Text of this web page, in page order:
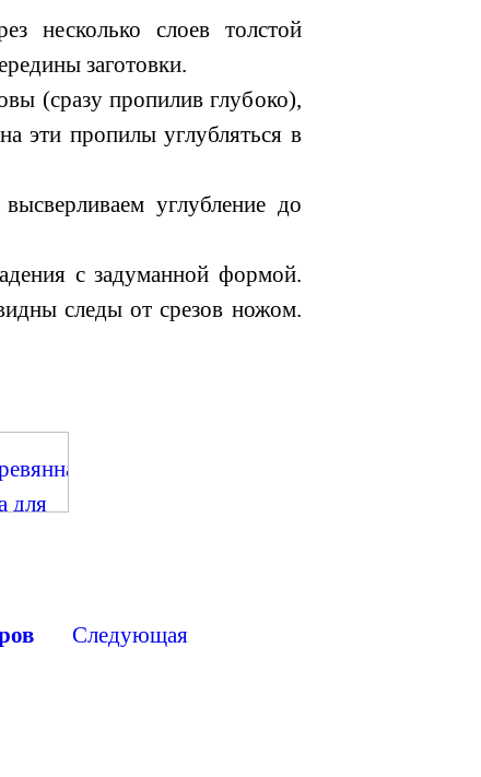
несколько слоев толстой
заготовки.
(сразу пропилив глубоко),
эти пропилы углубляться в
углубление до
с задуманной формой.
следы от срезов ножом.
Следующая